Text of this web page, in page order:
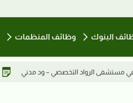
البنوك وظائف المنظمات
محاسبة – مستشفى الرواد التخصصي